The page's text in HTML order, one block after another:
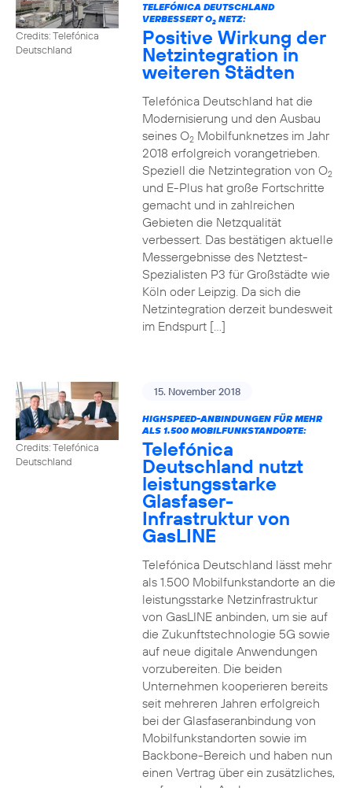
Credits: Telefónica
Deutschland
TELEFÓNICA DEUTSCHLAND
VERBESSERT O2NETZ:
Positive Wirkung der
Netzintegration in
weiteren Städten
Telefónica Deutschland hat die
Modernisierung und den Ausbau
seines O2Mobilfunknetzes im Jahr
2018 erfolgreich vorangetrieben.
Speziell die Netzintegration von O2
und E-Plus hat große Fortschritte
gemacht und in zahlreichen
Gebieten die Netzqualität
verbessert. Das bestätigen aktuelle
Messergebnisse des Netztest-
Spezialisten P3 für Großstädte wie
Köln oder Leipzig. Da sich die
Netzintegration derzeit bundesweit
im Endspurt […]
Credits: Telefónica
Deutschland
15. November 2018
HIGHSPEED-ANBINDUNGEN FÜR MEHR
ALS 1.500 MOBILFUNKSTANDORTE:
Telefónica
Deutschland nutzt
leistungsstarke
Glasfaser-
Infrastruktur von
GasLINE
Telefónica Deutschland lässt mehr
als 1.500 Mobilfunkstandorte an die
leistungsstarke Netzinfrastruktur
von GasLINE anbinden, um sie auf
die Zukunftstechnologie 5G sowie
auf neue digitale Anwendungen
vorzubereiten. Die beiden
Unternehmen kooperieren bereits
seit mehreren Jahren erfolgreich
bei der Glasfaseranbindung von
Mobilfunkstandorten sowie im
Backbone-Bereich und haben nun
einen Vertrag über ein zusätzliches,